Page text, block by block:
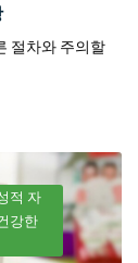
절차와 주의할
적 자
강한